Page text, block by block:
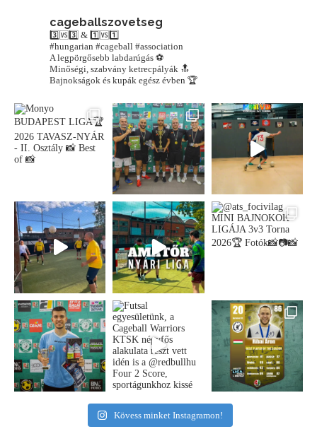
cageballszovetseg
3️⃣🆚3️⃣ & 1️⃣🆚1️⃣
#hungarian #cageball #association
A legpörgősebb labdarúgás ⚽️
Minőségi, szabvány ketrecpályák 🔝
Bajnokságok és kupák egész évben 🏆
Kövess minket Instagramon!